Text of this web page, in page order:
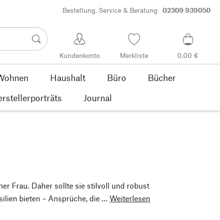
Bestellung, Service & Beratung 02309 939050
Kundenkonto Merkliste 0,00 €
Haushalt Büro
Bücher
Journal
Frau. Daher sollte sie stilvoll und robust
bieten – Ansprüche, die ... Weiterlesen